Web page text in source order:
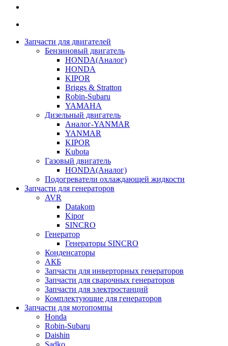
Запчасти для двигателей
Бензиновый двигатель
HONDA(Aналог)
HONDA
KIPOR
Briggs & Stratton
Robin-Subaru
YAMAHA
Дизельный двигатель
Аналог-YANMAR
YANMAR
KIPOR
Kubota
Газовый двигатель
HONDA(Aналог)
Подогреватели охлаждающей жидкости
Запчасти для генераторов
AVR
Datakom
Kipor
SINCRO
Генератор
Генераторы SINCRO
Конденсаторы
АКБ
Запчасти для инверторных генераторов
Запчасти для сварочных генераторов
Запчасти для электростанций
Комплектующие для генераторов
Запчасти для мотопомпы
Honda
Robin-Subaru
Daishin
Sadko